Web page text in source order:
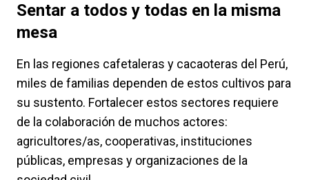
Sentar a todos y todas en la misma
mesa
En las regiones cafetaleras y cacaoteras del Perú,
miles de familias dependen de estos cultivos para
su sustento. Fortalecer estos sectores requiere
de la colaboración de muchos actores:
agricultores/as, cooperativas, instituciones
públicas, empresas y organizaciones de la